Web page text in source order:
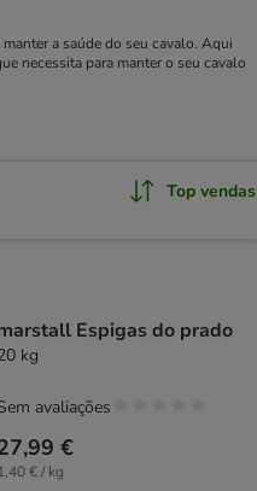
a saúde do seu cavalo. Aqui
necessita para manter o seu cavalo
Top vendas
Espigas do prado
kg
€
€ / kg
avaliações